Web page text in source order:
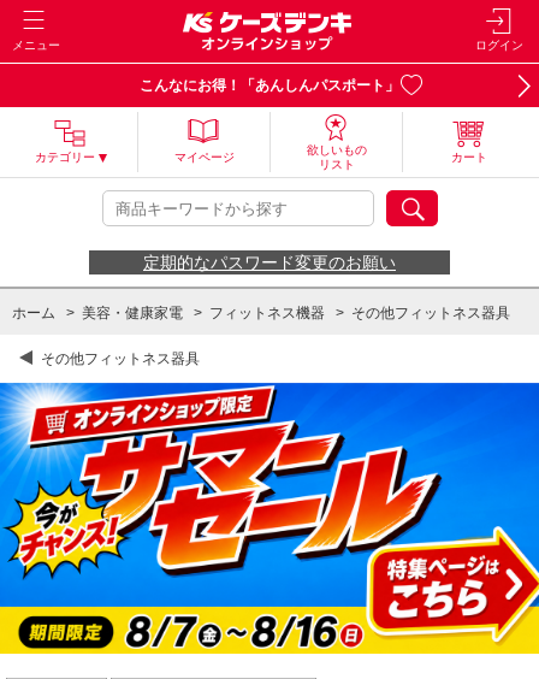
メニュー ログイン
こんなにお得！「あんしんパスポート」
カテゴリー マイページ
欲しいもの
リスト
カート
定期的なパスワード変更のお願い
ホーム > 美容・健康家電 > フィットネス機器 > その他フィットネス器具
その他フィットネス器具